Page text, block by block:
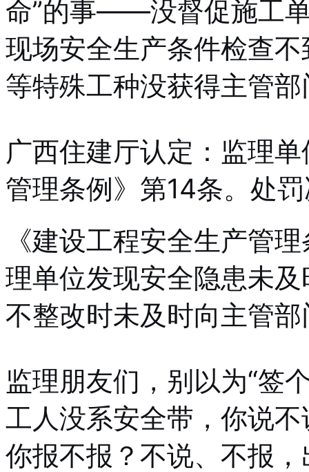
命”的事——没督促施工
现场安全生产条件检查
等特殊工种没获得主管
广西住建厅认定：监理
管理条例》第14条。处
《建设工程安全生产管
理单位发现安全隐患未
不整改时未及时向主管
监理朋友们，别以为“签
工人没系安全带，你说
你报不报？不说、不报